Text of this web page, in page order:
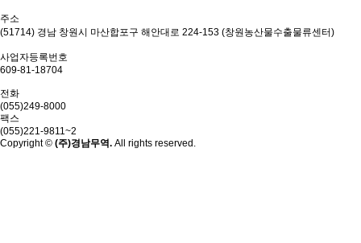
주소
(51714) 경남 창원시 마산합포구 해안대로 224-153 (창원농산물수출물류센터)
사업자등록번호
609-81-18704
전화
(055)249-8000
팩스
(055)221-9811~2
Copyright © (주)경남무역. All rights reserved.